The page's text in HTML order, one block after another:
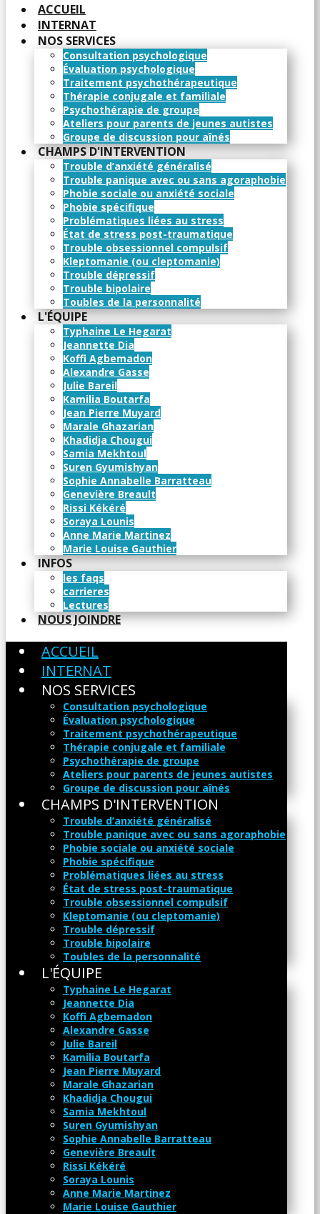
ACCUEIL
INTERNAT
NOS SERVICES
Consultation psychologique
Évaluation psychologique
Traitement psychothérapeutique
Thérapie conjugale et familiale
Psychothérapie de groupe
Ateliers pour parents de jeunes autistes
Groupe de discussion pour aînés
CHAMPS D'INTERVENTION
Trouble d’anxiété généralisé
Trouble panique avec ou sans agoraphobie
Phobie sociale ou anxiété sociale
Phobie spécifique
Problématiques liées au stress
État de stress post-traumatique
Trouble obsessionnel compulsif
Kleptomanie (ou cleptomanie)
Trouble dépressif
Trouble bipolaire
Toubles de la personnalité
L'ÉQUIPE
​Typhaine Le Hegarat
Jeannette Dia
Koffi Agbemadon
Alexandre Gasse
Julie Bareil
Kamilia Boutarfa
Jean Pierre Muyard
Marale Ghazarian
Khadidja Chougui
Samia Mekhtoul
Suren Gyumishyan
Sophie Annabelle Barratteau
Genevière Breault
Rissi Kékéré
Soraya Lounis
Anne Marie Martinez
Marie Louise Gauthier
INFOS
les faqs
carrieres
Lectures
NOUS JOINDRE
ACCUEIL
INTERNAT
NOS SERVICES
Consultation psychologique
Évaluation psychologique
Traitement psychothérapeutique
Thérapie conjugale et familiale
Psychothérapie de groupe
Ateliers pour parents de jeunes autistes
Groupe de discussion pour aînés
CHAMPS D'INTERVENTION
Trouble d’anxiété généralisé
Trouble panique avec ou sans agoraphobie
Phobie sociale ou anxiété sociale
Phobie spécifique
Problématiques liées au stress
État de stress post-traumatique
Trouble obsessionnel compulsif
Kleptomanie (ou cleptomanie)
Trouble dépressif
Trouble bipolaire
Toubles de la personnalité
L'ÉQUIPE
​Typhaine Le Hegarat
Jeannette Dia
Koffi Agbemadon
Alexandre Gasse
Julie Bareil
Kamilia Boutarfa
Jean Pierre Muyard
Marale Ghazarian
Khadidja Chougui
Samia Mekhtoul
Suren Gyumishyan
Sophie Annabelle Barratteau
Genevière Breault
Rissi Kékéré
Soraya Lounis
Anne Marie Martinez
Marie Louise Gauthier